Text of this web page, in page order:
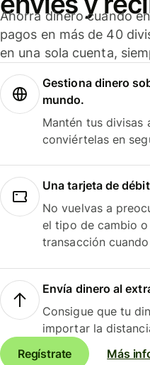
Ahorra dinero cuando
pagos en más de 40
en una sola cuenta,
Gestiona dinero
mundo.
Mantén tus divisas
conviértelas en
Una tarjeta de
No vuelvas a
el tipo de cambio
transacción
Envía dinero al
Consigue que tu
importar la
Regístrate
Más